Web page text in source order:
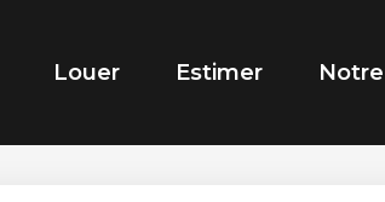
Louer Estimer